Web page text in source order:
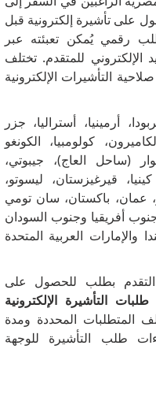
على تأشيرة إلكترونية قبل
رقمي يُمكن تعبئته عبر
الإلكتروني للمتقدم. تختلف
التأشيرات الإلكترونية
أرمينيا، أستراليا، جزر
كولومبيا، الكونغو
(ساحل العاج)، جيبوتي،
كينيا، قيرغيزستان، ليسوتو،
عمان، باكستان، سان تومي
أفريقيا وجنوب السودان
والإمارات العربية المتحدة
بطلب للحصول على
التأشيرة الإلكترونية
المتطلبات المحددة ومدة
طلب التأشيرة للوجهة